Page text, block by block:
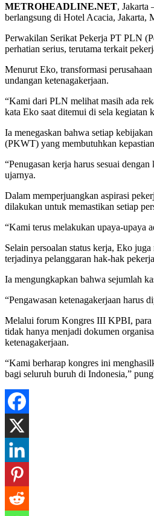
METROHEADLINE.NET, Jakarta
berlangsung di Hotel Acacia, Jakarta,
Perwakilan Serikat Pekerja PT PLN
perhatian serius, terutama terkait
Menurut Eko, transformasi
undangan ketenagakerjaan.
“Kami dari PLN melihat masih ada
kata Eko saat ditemui di sela kegiatan
Ia menegaskan bahwa setiap
(PKWT) yang membutuhkan
“Penugasan kerja harus sesuai
ujarnya.
Dalam memperjuangkan aspirasi
dilakukan untuk memastikan setiap
“Kami terus melakukan upaya-upaya
Selain persoalan status kerja, Eko
terjadinya pelanggaran hak-hak
Ia mengungkapkan bahwa sejumlah
“Pengawasan ketenagakerjaan harus
Melalui forum Kongres III KPBI, para
tidak hanya menjadi dokumen
ketenagakerjaan.
“Kami berharap kongres ini
bagi seluruh buruh di Indonesia,”